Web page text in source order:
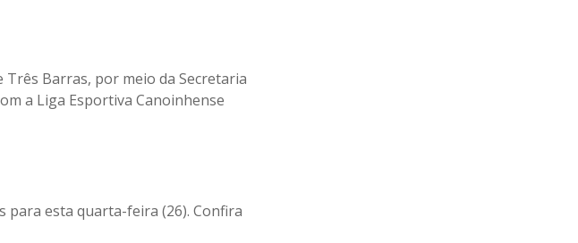
Três Barras, por meio da Secretaria
a Liga Esportiva Canoinhense
para esta quarta-feira (26). Confira